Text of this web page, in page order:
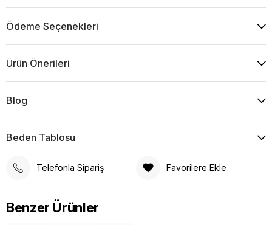
Ödeme Seçenekleri
Ürün Önerileri
Blog
Beden Tablosu
Telefonla Sipariş Favorilere Ekle
Benzer Ürünler